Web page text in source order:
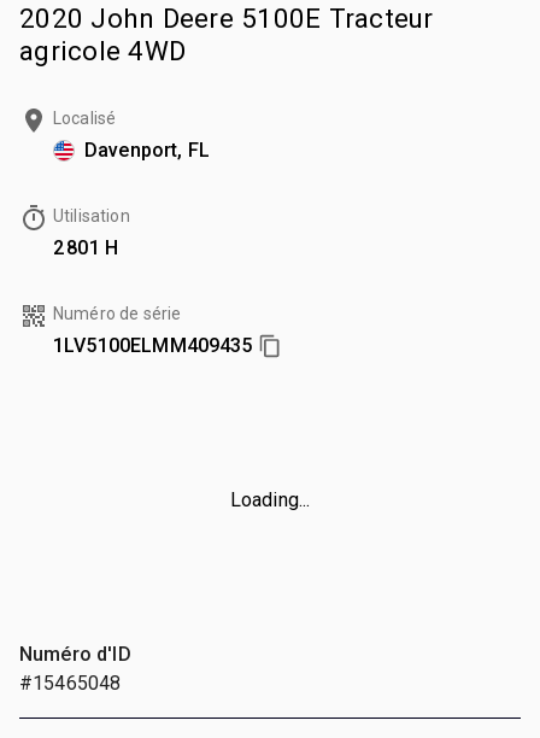
2020 John Deere 5100E Tracteur
agricole 4WD
Localisé
Davenport, FL
Utilisation
2 801 H
Numéro de série
1LV5100ELMM409435
Loading...
Numéro d'ID
#15465048